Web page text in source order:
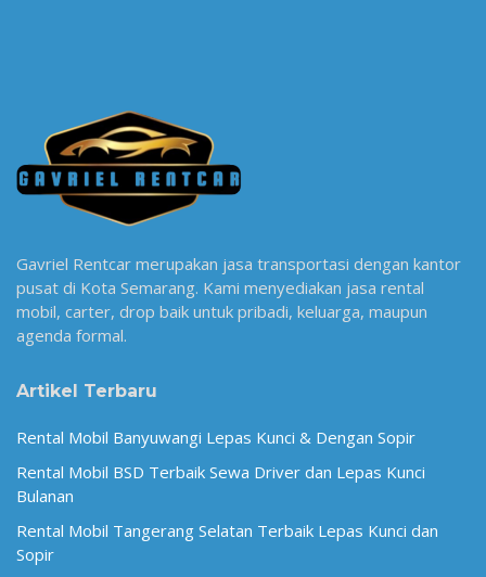
Gavriel Rentcar merupakan jasa transportasi dengan kantor
pusat di Kota Semarang. Kami menyediakan jasa rental
mobil, carter, drop baik untuk pribadi, keluarga, maupun
agenda formal.
Artikel Terbaru
Rental Mobil Banyuwangi Lepas Kunci & Dengan Sopir
Rental Mobil BSD Terbaik Sewa Driver dan Lepas Kunci
Bulanan
Rental Mobil Tangerang Selatan Terbaik Lepas Kunci dan
Sopir